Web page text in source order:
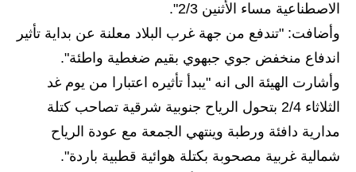
المدارس
اخبار وقرارات وزارة التربية
نتائج الامتحانات
المرحلة الابتدائية
المرحلة المتوسطة
الاصطناعية مساء الأثنين 2/3".
وأضافت: "تندفع من جهة غرب البلاد معلنة عن بداية تأثير
اندفاع منخفض جوي جبهوي بقيم ضغطية واطئة".
وأشارت الهيئة الى انه "يبدأ تأثيره اعتبارا من يوم غد
الثلاثاء 2/4 بتحول الرياح جنوبية شرقية تصاحب كتلة
مدارية دافئة ورطبة وينتهي الجمعة مع عودة الرياح
شمالية غربية مصحوبة بكتلة هوائية قطبية باردة".